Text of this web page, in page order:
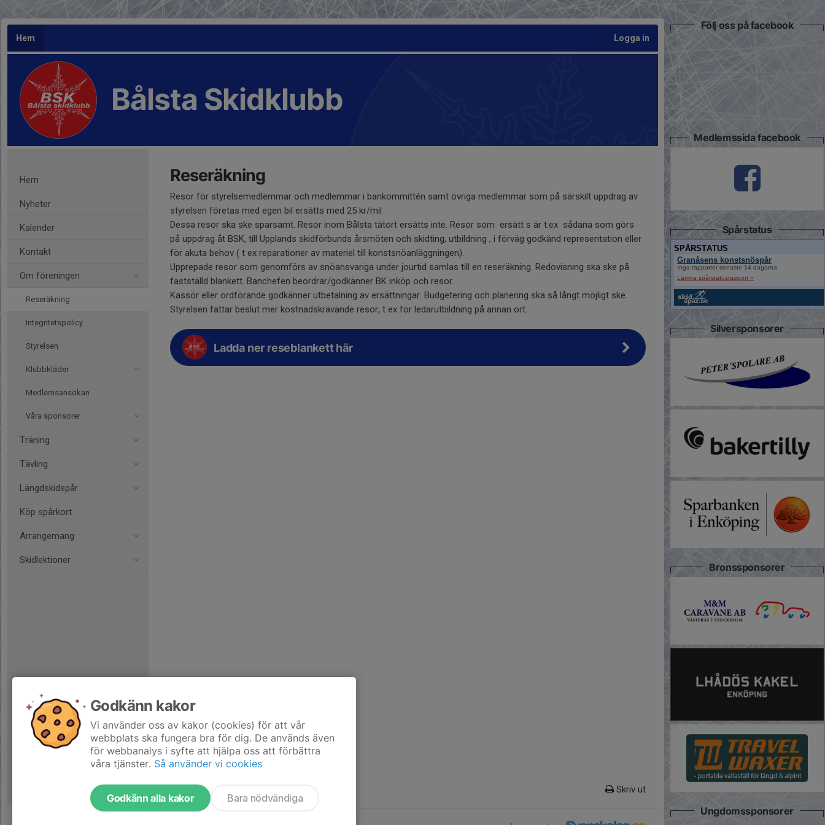
Hem Logga in
Bålsta Skidklubb
Hem
Nyheter
Kalender
Kontakt
Om föreningen
Reseräkning
Integritetspolicy
Styrelsen
Klubbkläder
Medlemsansökan
Våra sponsorer
Träning
Tävling
Längdskidspår
Köp spårkort
Arrangemang
Skidlektioner
Reseräkning
Resor för styrelsemedlemmar och medlemmar i bankommittén samt övriga medlemmar som på särskilt uppdrag av
styrelsen företas med egen bil ersätts med 25 kr/mil
Dessa resor ska ske sparsamt. Resor inom Bålsta tätort ersätts inte. Resor som ersätt s är t.ex sådana som görs
på uppdrag åt BSK, till Upplands skidförbunds årsmöten och skidting, utbildning , i förväg godkänd representation eller
för akuta behov ( t ex reparationer av materiel till konstsnöanläggningen).
Upprepade resor som genomförs av snöansvariga under jourtid samlas till en reseräkning. Redovisning ska ske på
fastställd blankett. Banchefen beordrar/godkänner BK inköp och resor.
Kassör eller ordförande godkänner utbetalning av ersättningar. Budgetering och planering ska så långt möjligt ske.
Styrelsen fattar beslut mer kostnadskrävande resor, t ex för ledarutbildning på annan ort.
Ladda ner reseblankett här
Skriv ut
Följ oss på facebook
Medlemssida facebook
Spårstatus
SPÅRSTATUS
Granåsens konstsnöspår
Inga rapporter senaste 14 dagarna
Lämna spårstatusrapport »
Silversponsorer
Bronssponsorer
Ungdomssponsorer
Godkänn kakor
Vi använder oss av kakor (cookies) för att vår
webbplats ska fungera bra för dig. De används även
för webbanalys i syfte att hjälpa oss att förbättra
våra tjänster. Så använder vi cookies
Godkänn alla kakor Bara nödvändiga